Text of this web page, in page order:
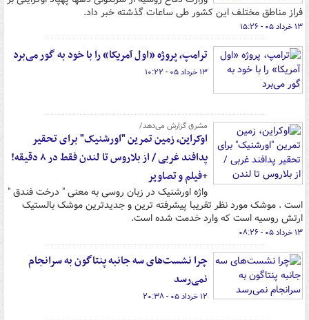
فراز مناطق مختلف این کشور طی ساعات گذشته خبر داد.
۱۳ خرداد ۰۵ - ۱۵:۲۶
ترامپ، پروژه «اول آمریکا» را با خود به گور می‌برد
۱۳ خرداد ۰۵ - ۱۰:۲۲
مشرق گزارش می‌دهد/
اوکراین، زمین تمرین "اورشنیک" برای تحقیر
پدافند غربی / از بلاروس تا لندن فقط در ۸ دقیقه!
+فیلم و تصاویر
واژه اورشنیک در زبان روسی به معنی " درخت فندق "
است . موشک مورد نظر تقریبا پیشرفته ترین و جدیدترین موشک بالستیک
ارتش روسیه است که وارد خدمت شده است.
۱۳ خرداد ۰۵ - ۰۸:۲۶
چرا نشست‌های سه جانبه پنتاگون به سرانجام
نمی‌رسد
۱۲ خرداد ۰۵ - ۲۰:۳۸